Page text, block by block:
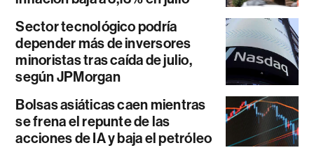
Sector tecnológico podría
depender más de inversores
minoristas tras caída de julio,
según JPMorgan
Bolsas asiáticas caen mientras
se frena el repunte de las
acciones de IA y baja el petróleo